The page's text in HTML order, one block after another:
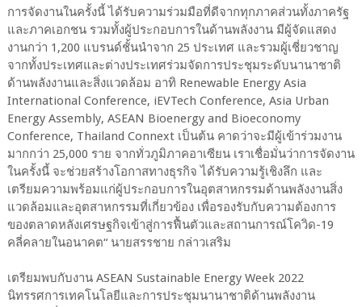
การจัดงานในครั้งนี้ ได้รับความร่วมมือที่ดีจากทุกภาคส่วนทั้งภาครัฐ
และภาคเอกชน รวมทั้งผู้ประกอบการในด้านพลังงาน มีผู้จัดแสดง
งานกว่า 1,200 แบรนด์ชั้นนำจาก 25 ประเทศ และรวมผู้เชี่ยวชาญ
จากทั้งประเทศและต่างประเทศร่วมจัดการประชุมระดับนานาชาติ
ด้านพลังงานและสิ่งแวดล้อม อาทิ Renewable Energy Asia
International Conference, iEVTech Conference, Asia Urban
Energy Assembly, ASEAN Bioenergy and Bioeconomy
Conference, Thailand Connext เป็นต้น คาดว่าจะมีผู้เข้าร่วมงาน
มากกว่า 25,000 ราย จากทั่วภูมิภาคอาเซียน เราเชื่อมั่นว่าการจัดงาน
ในครั้งนี้ จะช่วยสร้างโอกาสทางธุรกิจ ได้รับความรู้เชิงลึก และ
เตรียมความพร้อมแก่ผู้ประกอบการในอุตสาหกรรมด้านพลังงานสิ่ง
แวดล้อมและอุตสาหกรรมที่เกี่ยวข้อง เพื่อรองรับกับความต้องการ
ของตลาดหลังเศรษฐกิจเข้าสู่การฟื้นตัวและสถานการณ์โควิด-19
คลี่คลายในอนาคต“ นายสรรชาย กล่าวเสริม
เตรียมพบกับงาน ASEAN Sustainable Energy Week 2022
นิทรรศการเทคโนโลยีและการประชุมนานาชาติด้านพลังงาน